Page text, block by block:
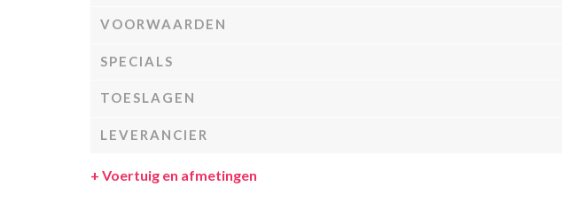
VOORWAARDEN
SPECIALS
TOESLAGEN
LEVERANCIER
+ Voertuig en afmetingen